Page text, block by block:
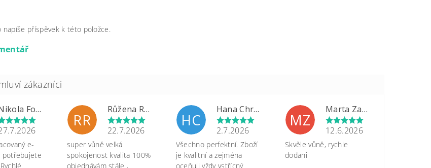
napíše příspěvek k této položce.
Nikola Formánková Dvořáková
e-
potřebujete
RR
Růžena Rypková
22.7.2026
super vůně velká
spokojenost kvalita 100%
objednávám stále ,
HC
Hana Chrastinová
2.7.2026
Všechno perfektní. Zboží
je kvalitní a zejména
oceňuji vždy vstřícný
MZ
Marta Zapletalová
12.6.2026
Skvěle vůně, rychle
dodani